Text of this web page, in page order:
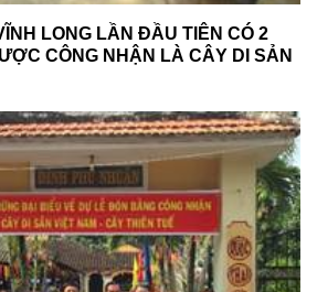
LONG LẦN ĐẦU TIÊN CÓ 2
CÔNG NHẬN LÀ CÂY DI SẢN